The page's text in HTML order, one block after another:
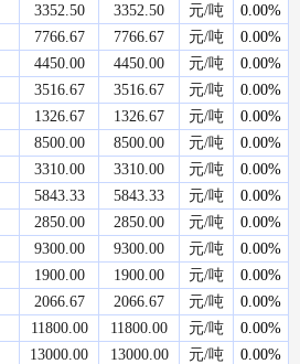
3352.50 3352.50 元/吨
0.00%
7766.67 7766.67 元/吨
0.00%
4450.00 4450.00 元/吨
0.00%
3516.67 3516.67 元/吨
0.00%
1326.67 1326.67 元/吨
0.00%
8500.00 8500.00 元/吨
0.00%
3310.00 3310.00 元/吨
0.00%
5843.33 5843.33 元/吨
0.00%
2850.00 2850.00 元/吨
0.00%
9300.00 9300.00 元/吨
0.00%
1900.00 1900.00 元/吨
0.00%
2066.67 2066.67 元/吨
0.00%
11800.00 11800.00 元/吨
0.00%
13000.00 13000.00 元/吨
0.00%